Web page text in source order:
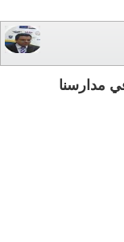
مدارسنا